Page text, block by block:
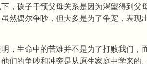
，孩子干预父母关系是因为渴望得到父
然偶尔争吵，但大多是为了争宠，表现
，生命中的苦难并不是为了打败我们，
们的争吵和冲突是从原生家庭中学来的